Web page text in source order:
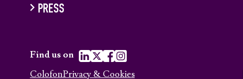
PRESS
Find us on
ColofonPrivacy & Cookies